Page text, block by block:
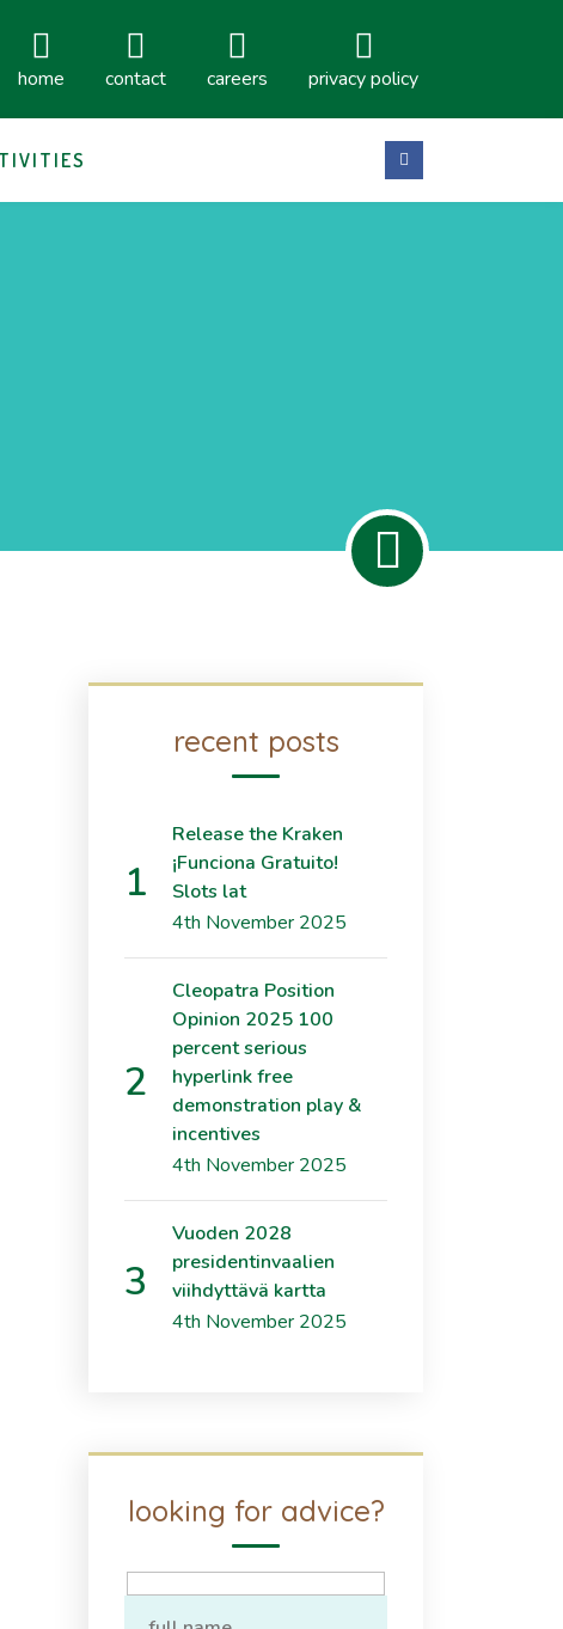
home contact careers privacy policy
recent posts
Release the Kraken
¡Funciona Gratuito!
Slots lat
4th November 2025
Cleopatra Position
Opinion 2025 100
percent serious
hyperlink free
demonstration play &
incentives
4th November 2025
Vuoden 2028
presidentinvaalien
viihdyttävä kartta
4th November 2025
looking for advice?